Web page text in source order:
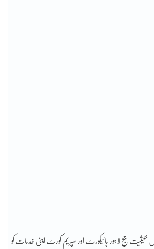
جج لاہور ہائیکورٹ اور سپریم کورٹ اپنی خدمات کو